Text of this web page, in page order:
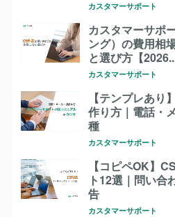
カスタマーサポート
カスタマーサポ
ング）の費用相
と選び方【
カスタマーサポート
【テンプレあり
作り方｜電話・
種
カスタマーサポート
【コピペOK】
ト12選｜問い合
告
カスタマーサポート